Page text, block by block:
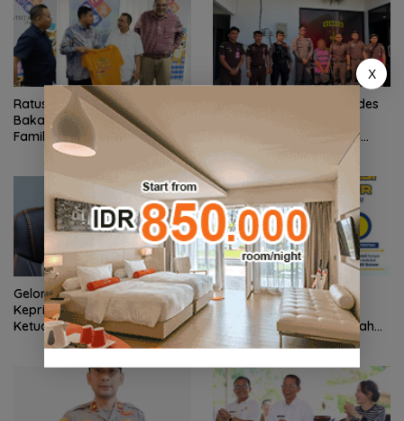
Ratusan Wisatawan Malaysia
Bakal Jelajahi Batam dalam
Family Rally Wisata Season 3
Kejari Natuna Tahan Kades
Korupsi APBDes Rugikan
Negara Rp533 Juta
Gelombang Mundur dari PWI
Kepri Berlanjut, Socrates
Ketua Pertama Periode
2004–2008 Ikut Tinggalkan
BP Batam Perkuat
Transparansi Layanan
Pertanahan, Alokasi Tanah
Reguler Segera Hadir Melalui
X